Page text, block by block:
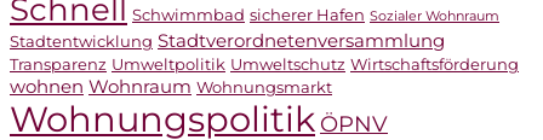
Schnell Schwimmbad sicherer Hafen Sozialer Wohnraum
Stadtentwicklung Stadtverordnetenversammlung
Transparenz Umweltpolitik Umweltschutz Wirtschaftsförderung
wohnen Wohnraum Wohnungsmarkt
Wohnungspolitik ÖPNV